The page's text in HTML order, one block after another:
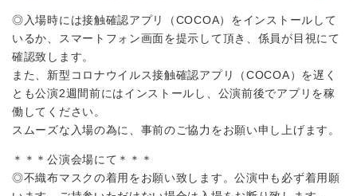
◎入場時には接触確認アプリ（COCOA）をインストールして
いるか、スマートフォン画面を提示して頂き、係員が目視にて
確認致します。
また、新型コロナウイルス接触確認アプリ（COCOA）を遅く
とも公演2週間前にはインストールし、公演前後でアプリを稼
働してください。
スムーズな入場の為に、事前のご協力をお願い申し上げます。
＊＊＊公演会場にて＊＊＊
◎不織布マスクの着用をお願い致します。公演中も必ず着用願